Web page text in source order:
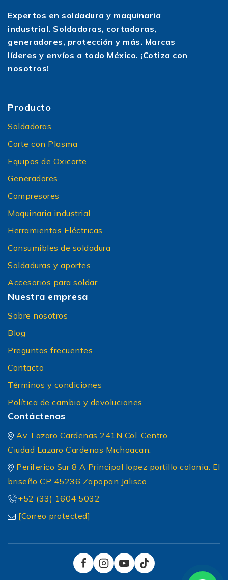
Expertos en soldadura y maquinaria
industrial. Soldadoras, cortadoras,
generadores, protección y más. Marcas
líderes y envíos a todo México. ¡Cotiza con
nosotros!
Producto
Soldadoras
Corte con Plasma
Equipos de Oxicorte
Generadores
Compresores
Maquinaria industrial
Herramientas Eléctricas
Consumibles de soldadura
Soldaduras y aportes
Accesorios para soldar
Nuestra empresa
Sobre nosotros
Blog
Preguntas frecuentes
Contacto
Términos y condiciones
Política de cambio y devoluciones
Contáctenos
Av. Lazaro Cardenas 241N Col. Centro
Ciudad Lazaro Cardenas Michoacan.
Periferico Sur 8 A Principal lopez portillo colonia: El
briseño CP 45236 Zapopan Jalisco
+52 (33) 1604 5032
[Correo protected]